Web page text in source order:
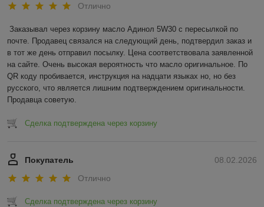
Отлично
Заказывал через корзину масло Адинол 5W30 с пересылкой по
почте. Продавец связался на следующий день, подтвердил заказ и
в тот же день отправил посылку. Цена соответствовала заявленной
на сайте. Очень высокая вероятность что масло оригинальное. По
QR коду пробивается, инструкция на надцати языках но, но без
русского, что является лишним подтверждением оригинальности.
Продавца советую.
Сделка подтверждена через корзину
08.02.2026
Покупатель
Отлично
Сделка подтверждена через корзину